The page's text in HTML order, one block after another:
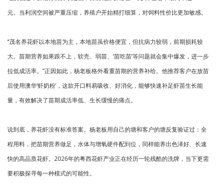
元。当利润空间被严重压缩，养殖户开始精打细算，对饲料性价比更加敏感。
“茂名养花虾以本地苗为主，本地苗虽价格便宜，但抗病力较弱，前期损耗较
大。苗期营养如果跟不上，软壳、弱苗、‘苗吃苗’等问题就会集中爆发，进一步
拉低成活率。”正因如此，杨老板格外看重苗期的营养补给。他推荐客户在放苗
后使用澳华‘虾奶粉’，这款开口料易吸收、好消化，能够快速补足虾苗生长能
量，有效解决了苗期成活率低、生长缓慢的痛点。
说到底，养花虾没有标准答案。杨老板用自己的塘和客户的塘反复验证过：全
程用料，把苗期营养做足，水体与增氧硬件配到位，同样能养出色泽好、长速
快的高品质花虾。2026年的粤西花虾产业正在经历一轮残酷的洗牌，当下更需
要积极探寻每一种模式的可能性。